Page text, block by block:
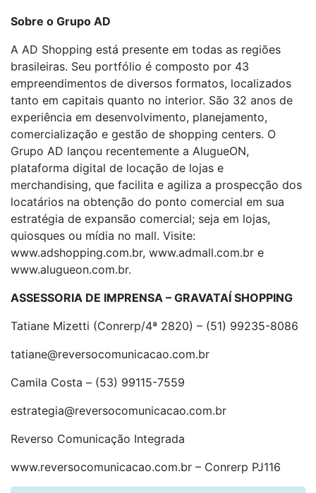
Sobre o Grupo AD
A AD Shopping está presente em todas as regiões
brasileiras. Seu portfólio é composto por 43
empreendimentos de diversos formatos, localizados
tanto em capitais quanto no interior. São 32 anos de
experiência em desenvolvimento, planejamento,
comercialização e gestão de shopping centers. O
Grupo AD lançou recentemente a AlugueON,
plataforma digital de locação de lojas e
merchandising, que facilita e agiliza a prospecção dos
locatários na obtenção do ponto comercial em sua
estratégia de expansão comercial; seja em lojas,
quiosques ou mídia no mall. Visite:
www.adshopping.com.br, www.admall.com.br e
www.alugueon.com.br.
ASSESSORIA DE IMPRENSA – GRAVATAÍ SHOPPING
Tatiane Mizetti (Conrerp/4ª 2820) – (51) 99235-8086
tatiane@reversocomunicacao.com.br
Camila Costa – (53) 99115-7559
estrategia@reversocomunicacao.com.br
Reverso Comunicação Integrada
www.reversocomunicacao.com.br – Conrerp PJ116